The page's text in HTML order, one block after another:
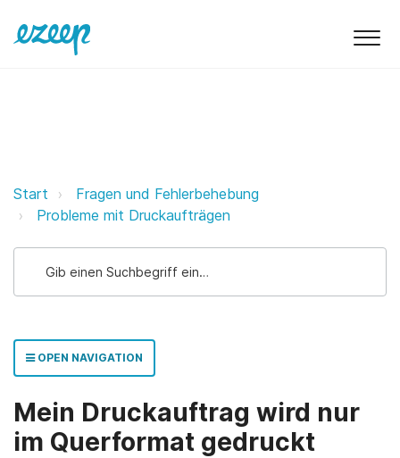
Mein Druckauftrag wird nur im
Start
Fragen und Fehlerbehebung
Probleme mit Druckaufträgen
OPEN NAVIGATION
Mein Druckauftrag wird nur
im Querformat gedruckt